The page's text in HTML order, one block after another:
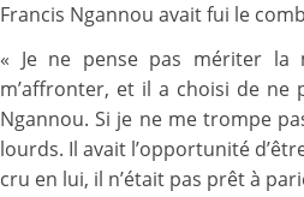
Francis Ngannou avait fui le
« Je ne pense pas mériter la
m’affronter, et il a choisi de ne
Ngannou. Si je ne me trompe
lourds. Il avait l’opportunité
cru en lui, il n’était pas prêt à